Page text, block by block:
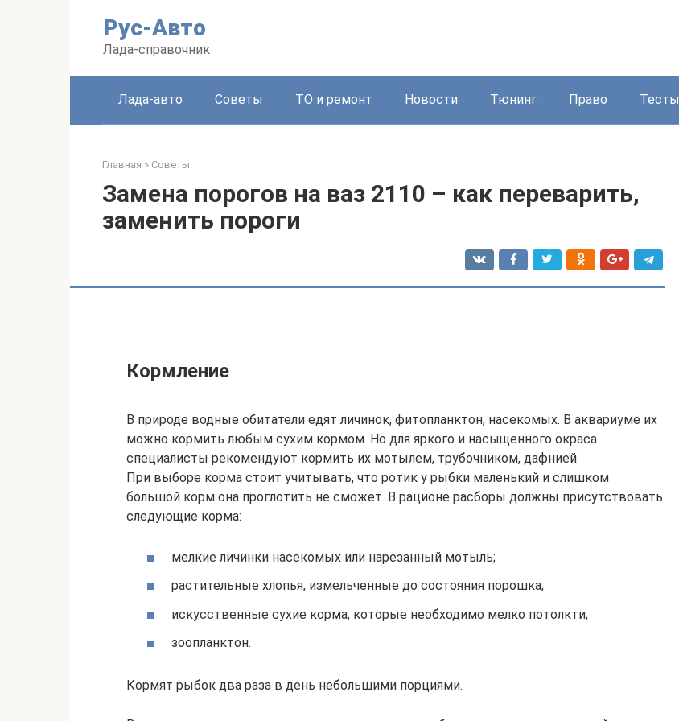
Рус-Авто
Лада-справочник
Лада-авто Советы ТО и ремонт Новости Тюнинг Право Тесты
Главная » Советы
Замена порогов на ваз 2110 – как переварить,
заменить пороги
Кормление
В природе водные обитатели едят личинок, фитопланктон, насекомых. В аквариуме их
можно кормить любым сухим кормом. Но для яркого и насыщенного окраса
специалисты рекомендуют кормить их мотылем, трубочником, дафнией.
При выборе корма стоит учитывать, что ротик у рыбки маленький и слишком
большой корм она проглотить не сможет. В рационе расборы должны присутствовать
следующие корма:
мелкие личинки насекомых или нарезанный мотыль;
растительные хлопья, измельченные до состояния порошка;
искусственные сухие корма, которые необходимо мелко потолкти;
зоопланктон.
Кормят рыбок два раза в день небольшими порциями.